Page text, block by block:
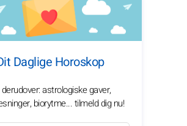
Daglige Horoskop
derudover: astrologiske gaver,
biorytme... tilmeld dig nu!